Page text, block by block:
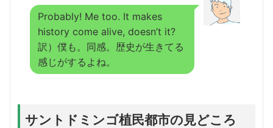
Probably! Me too. It makes
history come alive, doesn’t it?
訳）僕も。同感。歴史が生きてる
感じがするよね。
サントドミンゴ植民都市の見どころ